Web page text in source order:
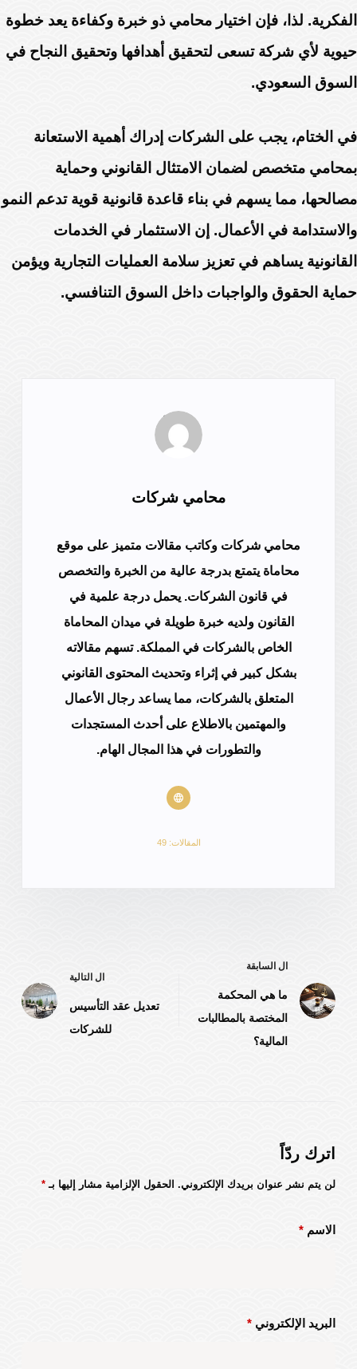
الفكرية. لذا، فإن اختيار محامي ذو خبرة وكفاءة يعد خطوة
حيوية لأي شركة تسعى لتحقيق أهدافها وتحقيق النجاح في
السوق السعودي.
في الختام، يجب على الشركات إدراك أهمية الاستعانة
بمحامي متخصص لضمان الامتثال القانوني وحماية
مصالحها، مما يسهم في بناء قاعدة قانونية قوية تدعم النمو
والاستدامة في الأعمال. إن الاستثمار في الخدمات
القانونية يساهم في تعزيز سلامة العمليات التجارية ويؤمن
حماية الحقوق والواجبات داخل السوق التنافسي.
محامي شركات
محامي شركات وكاتب مقالات متميز على موقع
محاماة يتمتع بدرجة عالية من الخبرة والتخصص
في قانون الشركات. يحمل درجة علمية في
القانون ولديه خبرة طويلة في ميدان المحاماة
الخاص بالشركات في المملكة. تسهم مقالاته
بشكل كبير في إثراء وتحديث المحتوى القانوني
المتعلق بالشركات، مما يساعد رجال الأعمال
والمهتمين بالاطلاع على أحدث المستجدات
والتطورات في هذا المجال الهام.
المقالات: 49
ال السابقة
ما هي المحكمة
المختصة بالمطالبات
المالية؟
ال التالية
تعديل عقد التأسيس
للشركات
اترك ردّاً
لن يتم نشر عنوان بريدك الإلكتروني. الحقول الإلزامية مشار إليها بـ *
الاسم *
البريد الإلكتروني *